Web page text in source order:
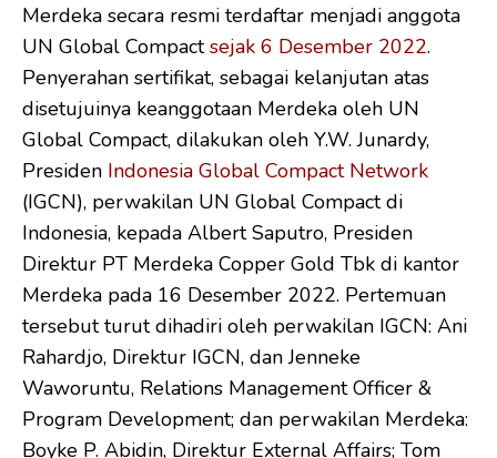
Merdeka secara resmi terdaftar menjadi anggota
UN Global Compactsejak 6 Desember 2022.
Penyerahan sertifikat, sebagai kelanjutan atas
disetujuinya keanggotaan Merdeka oleh UN
Global Compact, dilakukan oleh Y.W. Junardy,
Presiden Indonesia Global Compact Network
(IGCN), perwakilan UN Global Compact di
Indonesia, kepada Albert Saputro, Presiden
Direktur PT Merdeka Copper Gold Tbk di kantor
Merdeka pada 16 Desember 2022. Pertemuan
tersebut turut dihadiri oleh perwakilan IGCN: Ani
Rahardjo, Direktur IGCN, dan Jenneke
Waworuntu, Relations Management Officer &
Program Development; dan perwakilan Merdeka:
Boyke P. Abidin, Direktur External Affairs; Tom